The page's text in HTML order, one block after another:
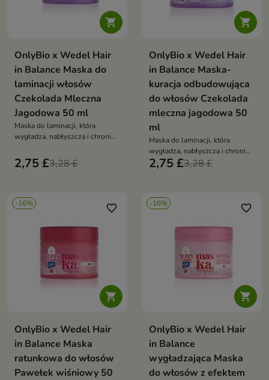

OnlyBio x Wedel Hair
in Balance Maska do
laminacji włosów
Czekolada Mleczna
Jagodowa 50 ml
Maska do laminacji, która
wygładza, nabłyszcza i chroni
mlecznej czekolady z jagodami
2,75 £3,28 £

OnlyBio x Wedel Hair
in Balance Maska-
kuracja odbudowująca
do włosów Czekolada
mleczna jagodowa 50
ml
Maska do laminacji, która
wygładza, nabłyszcza i chroni
włosy, otulając je zapachem
2,75 £3,28 £
-16%

favorite_border
OnlyBio x Wedel Hair
in Balance Maska
ratunkowa do włosów
Pawełek wiśniowy 50
-16%

favorite_border
OnlyBio x Wedel Hair
in Balance
wygładzająca Maska
do włosów z efektem